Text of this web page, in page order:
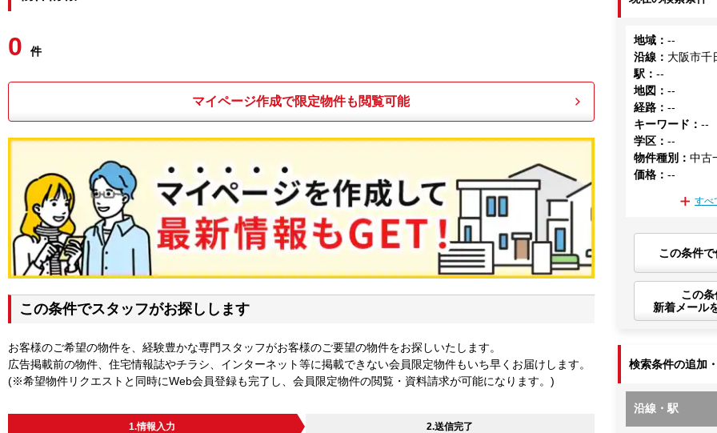
0 件
マイページ作成で限定物件も閲覧可能
この条件でスタッフがお探しします
お客様のご希望の物件を、経験豊かな専門スタッフがお客様のご要望の物件をお探しいたします。
広告掲載前の物件、住宅情報誌やチラシ、インターネット等に掲載できない会員限定物件もいち早くお届けします。
(※希望物件リクエストと同時にWeb会員登録も完了し、会員限定物件の閲覧・資料請求が可能になります。)
1.情報入力 2.送信完了
地域 ：--
沿線 ： 大阪市千
駅 ：--
地図 ：--
経路 ：--
キーワード ：--
学区 ：--
物件種別 ：中古
価格 ：--
すべ
この条件
この
新着メール
検索条件の追加
沿線・駅